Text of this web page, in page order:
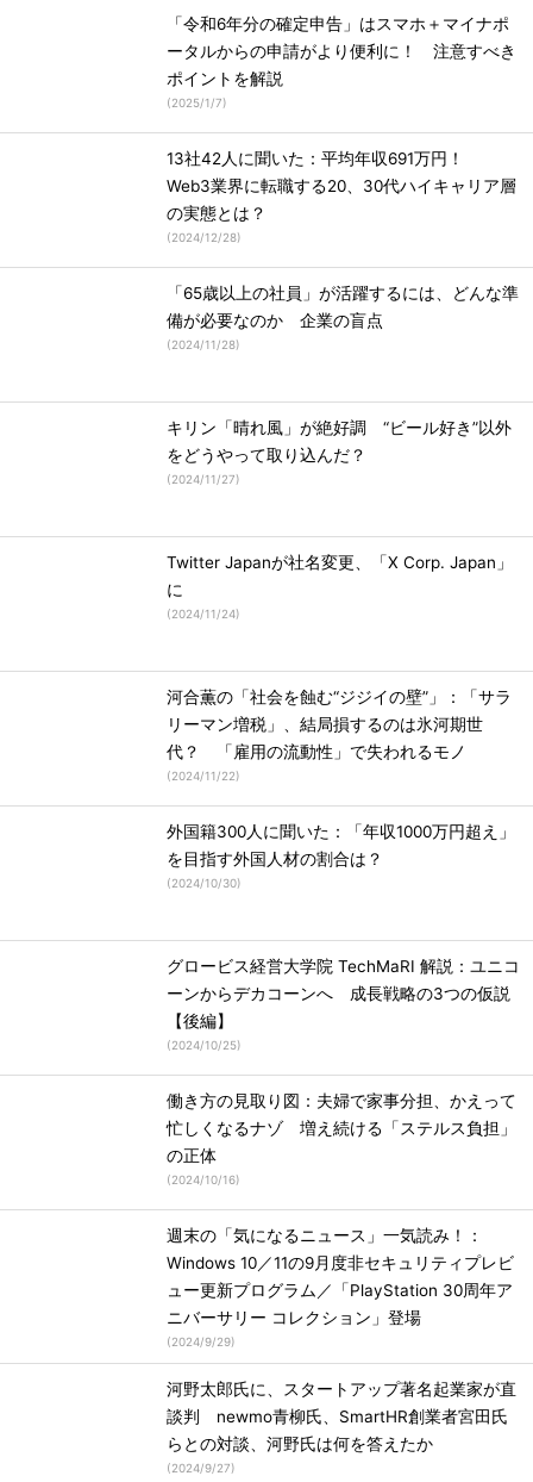
「令和6年分の確定申告」はスマホ＋マイナポ
ータルからの申請がより便利に！ 注意すべき
ポイントを解説
(2025/1/7)
13社42人に聞いた：平均年収691万円！
Web3業界に転職する20、30代ハイキャリア層
の実態とは？
(2024/12/28)
「65歳以上の社員」が活躍するには、どんな準
備が必要なのか 企業の盲点
(2024/11/28)
キリン「晴れ風」が絶好調 “ビール好き”以外
をどうやって取り込んだ？
(2024/11/27)
Twitter Japanが社名変更、「X Corp. Japan」
に
(2024/11/24)
河合薫の「社会を蝕む“ジジイの壁”」：「サラ
リーマン増税」、結局損するのは氷河期世
代？ 「雇用の流動性」で失われるモノ
(2024/11/22)
外国籍300人に聞いた：「年収1000万円超え」
を目指す外国人材の割合は？
(2024/10/30)
グロービス経営大学院 TechMaRI 解説：ユニコ
ーンからデカコーンへ 成長戦略の3つの仮説
【後編】
(2024/10/25)
働き方の見取り図：夫婦で家事分担、かえって
忙しくなるナゾ 増え続ける「ステルス負担」
の正体
(2024/10/16)
週末の「気になるニュース」一気読み！：
Windows 10／11の9月度非セキュリティプレビ
ュー更新プログラム／「PlayStation 30周年ア
ニバーサリー コレクション」登場
(2024/9/29)
河野太郎氏に、スタートアップ著名起業家が直
談判 newmo青柳氏、SmartHR創業者宮田氏
らとの対談、河野氏は何を答えたか
(2024/9/27)